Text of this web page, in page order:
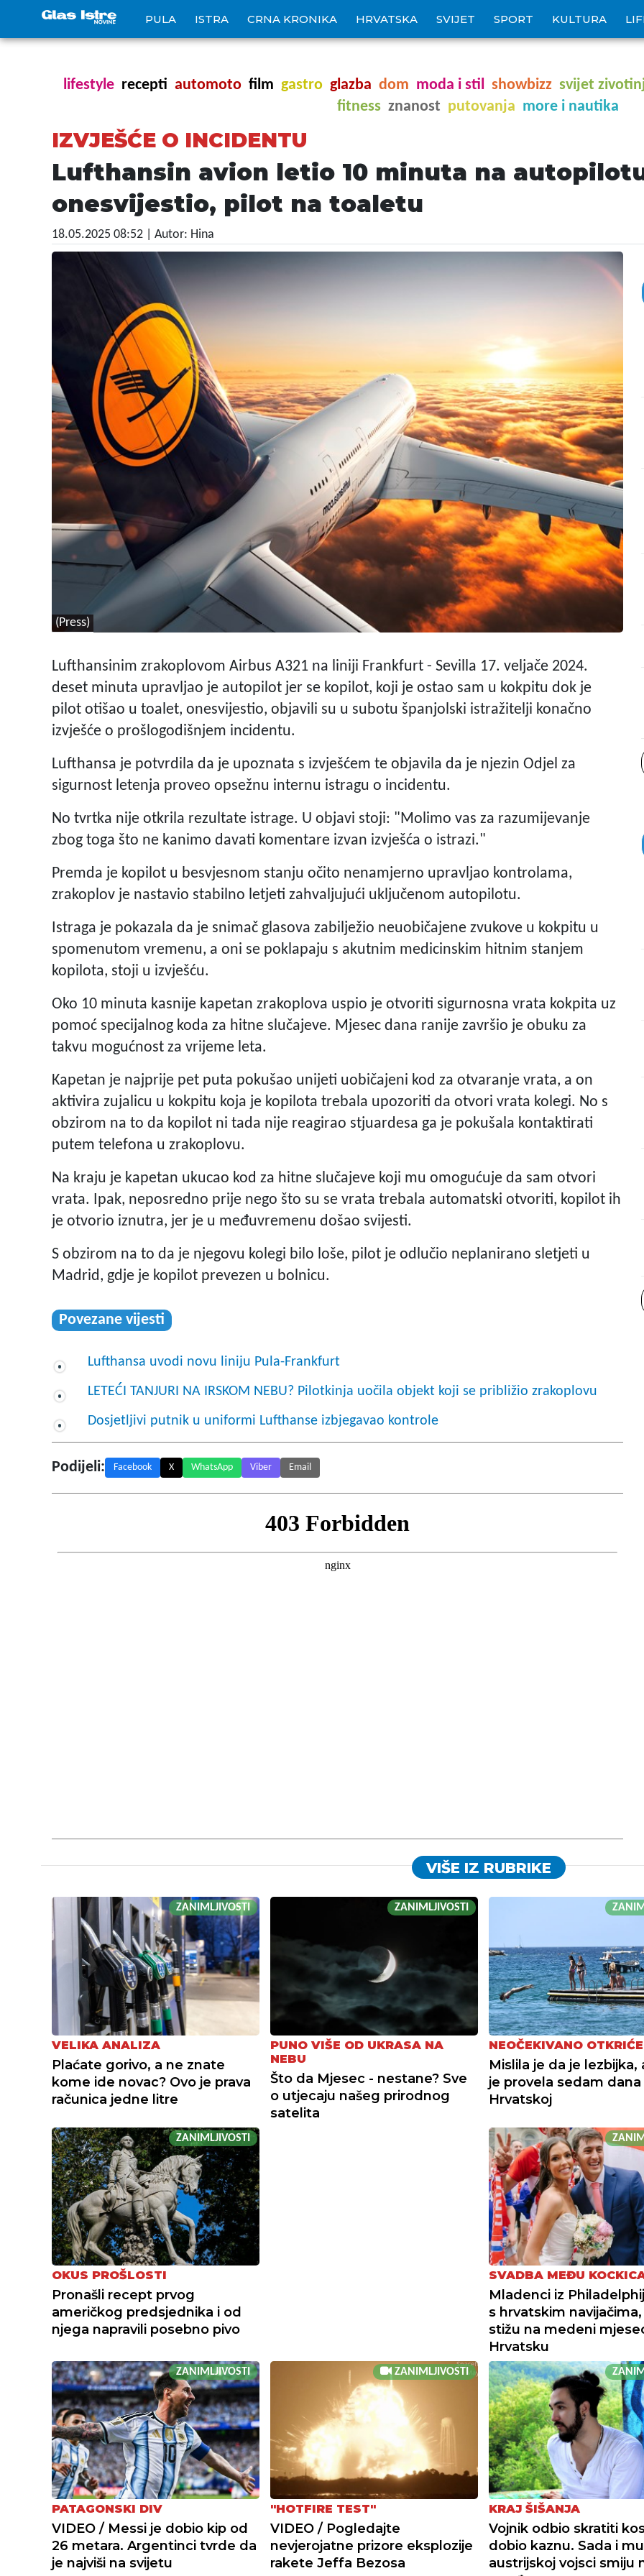
PULA ISTRA CRNA KRONIKA HRVATSKA SVIJET SPORT KULTURA
lifestyle recepti automoto film gastro glazba dom moda i stil showbizz svijet
fitness znanost putovanja more i nautika
IZVJEŠĆE O INCIDENTU
Lufthansin avion letio 10 minuta na
onesvijestio, pilot na toaletu
18.05.2025 08:52 | Autor: Hina
(Press)
Lufthansinim zrakoplovom Airbus A321 na liniji Frankfurt - Sevilla 17. veljače 2024.
deset minuta upravljao je autopilot jer se kopilot, koji je ostao sam u kokpitu dok je
pilot otišao u toalet, onesvijestio, objavili su u subotu španjolski istražitelji konačno
izvješće o prošlogodišnjem incidentu.
Lufthansa je potvrdila da je upoznata s izvješćem te objavila da je njezin Odjel za
sigurnost letenja proveo opsežnu internu istragu o incidentu.
No tvrtka nije otkrila rezultate istrage. U objavi stoji: "Molimo vas za razumijevanje
zbog toga što ne kanimo davati komentare izvan izvješća o istrazi."
Premda je kopilot u besvjesnom stanju očito nenamjerno upravljao kontrolama,
zrakoplov je nastavio stabilno letjeti zahvaljujući uključenom autopilotu.
Istraga je pokazala da je snimač glasova zabilježio neuobičajene zvukove u kokpitu u
spomenutom vremenu, a oni se poklapaju s akutnim medicinskim hitnim stanjem
kopilota, stoji u izvješću.
Oko 10 minuta kasnije kapetan zrakoplova uspio je otvoriti sigurnosna vrata kokpita uz
pomoć specijalnog koda za hitne slučajeve. Mjesec dana ranije završio je obuku za
takvu mogućnost za vrijeme leta.
Kapetan je najprije pet puta pokušao unijeti uobičajeni kod za otvaranje vrata, a on
aktivira zujalicu u kokpitu koja je kopilota trebala upozoriti da otvori vrata kolegi. No s
obzirom na to da kopilot ni tada nije reagirao stjuardesa ga je pokušala kontaktirati
putem telefona u zrakoplovu.
Na kraju je kapetan ukucao kod za hitne slučajeve koji mu omogućuje da sam otvori
vrata. Ipak, neposredno prije nego što su se vrata trebala automatski otvoriti, kopilot ih
je otvorio iznutra, jer je u međuvremenu došao svijesti.
S obzirom na to da je njegovu kolegi bilo loše, pilot je odlučio neplanirano sletjeti u
Madrid, gdje je kopilot prevezen u bolnicu.
Povezane vijesti
Lufthansa uvodi novu liniju Pula-Frankfurt
LETEĆI TANJURI NA IRSKOM NEBU? Pilotkinja uočila objekt koji se približio zrakoplovu
Dosjetljivi putnik u uniformi Lufthanse izbjegavao kontrole
Podijeli: Facebook X WhatsApp Viber Email
VIŠE IZ RUBRIKE
ZANIMLJIVOSTI
VELIKA ANALIZA
Plaćate gorivo, a ne znate
kome ide novac? Ovo je prava
računica jedne litre
ZANIMLJIVOSTI
PUNO VIŠE OD UKRASA NA
NEBU
Što da Mjesec - nestane? Sve
o utjecaju našeg prirodnog
satelita
NEOČEKIVANO OTKRIĆE
Mislila je da je lezbijka,
je provela sedam dana
Hrvatskoj
ZANIMLJIVOSTI
OKUS PROŠLOSTI
Pronašli recept prvog
američkog predsjednika i od
njega napravili posebno pivo
SVADBA MEĐU
Mladenci iz
s hrvatskim
stižu na medeni
Hrvatsku
ZANIMLJIVOSTI
PATAGONSKI DIV
VIDEO / Messi je dobio kip od
26 metara. Argentinci tvrde da
je najviši na svijetu
ZANIMLJIVOSTI
"HOTFIRE TEST"
VIDEO / Pogledajte
nevjerojatne prizore eksplozije
rakete Jeffa Bezosa
KRAJ ŠIŠANJA
Vojnik odbio skratiti
dobio kaznu. Sada i
austrijskoj vojsci smiju